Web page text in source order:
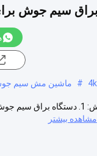
# ماشین مش سیم جوش داده
سرعت 120 بار / دقیقه عرض 5 فوت شبکه پرورش
مشاهده بیشتر